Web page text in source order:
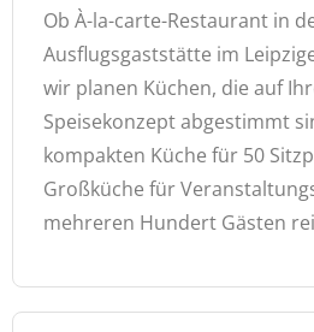
Ob À-la-carte-Restaurant in
Ausflugsgaststätte im
wir planen Küchen, die auf
Speisekonzept abgestimmt
kompakten Küche für 50
Großküche für
mehreren Hundert Gästen